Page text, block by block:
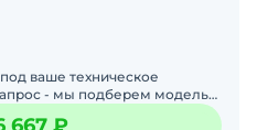
ваше техническое